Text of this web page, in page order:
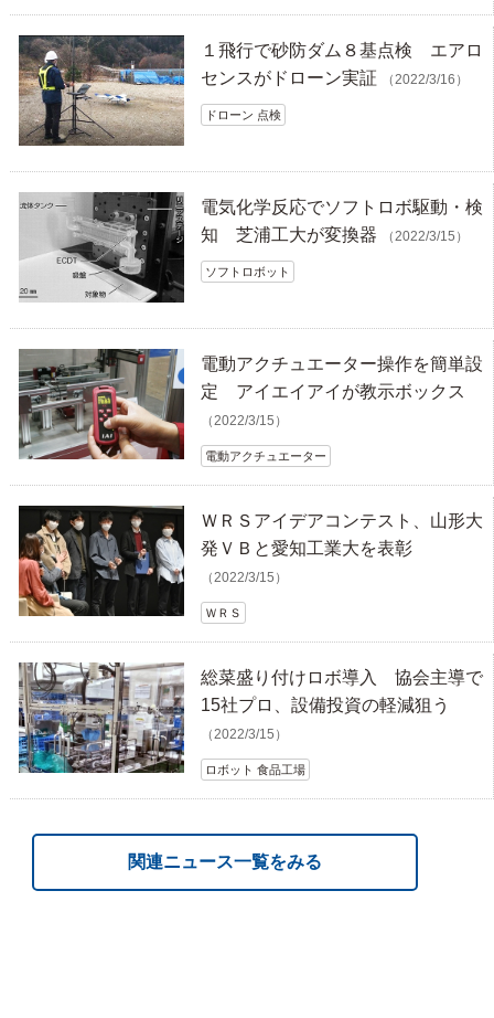
１飛行で砂防ダム８基点検 エアロ
センスがドローン実証
（2022/3/16）
ドローン 点検
電気化学反応でソフトロボ駆動・検
知 芝浦工大が変換器
（2022/3/15）
ソフトロボット
電動アクチュエーター操作を簡単設
定 アイエイアイが教示ボックス
（2022/3/15）
電動アクチュエーター
ＷＲＳアイデアコンテスト、山形大
発ＶＢと愛知工業大を表彰
（2022/3/15）
ＷＲＳ
総菜盛り付けロボ導入 協会主導で
15社プロ、設備投資の軽減狙う
（2022/3/15）
ロボット 食品工場
関連ニュース一覧をみる